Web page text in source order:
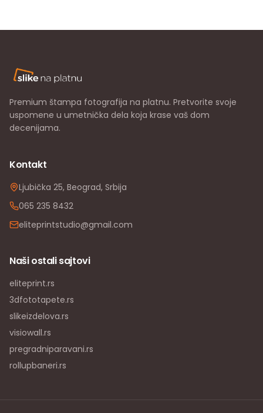
Premium štampa fotografija na platnu. Pretvorite svoje
uspomene u umetnička dela koja krase vaš dom
decenijama.
Kontakt
Ljubička 25, Beograd, Srbija
065 235 8432
eliteprintstudio@gmail.com
Naši ostali sajtovi
eliteprint.rs
3dfototapete.rs
slikeizdelova.rs
visiowall.rs
pregradniparavani.rs
rollupbaneri.rs